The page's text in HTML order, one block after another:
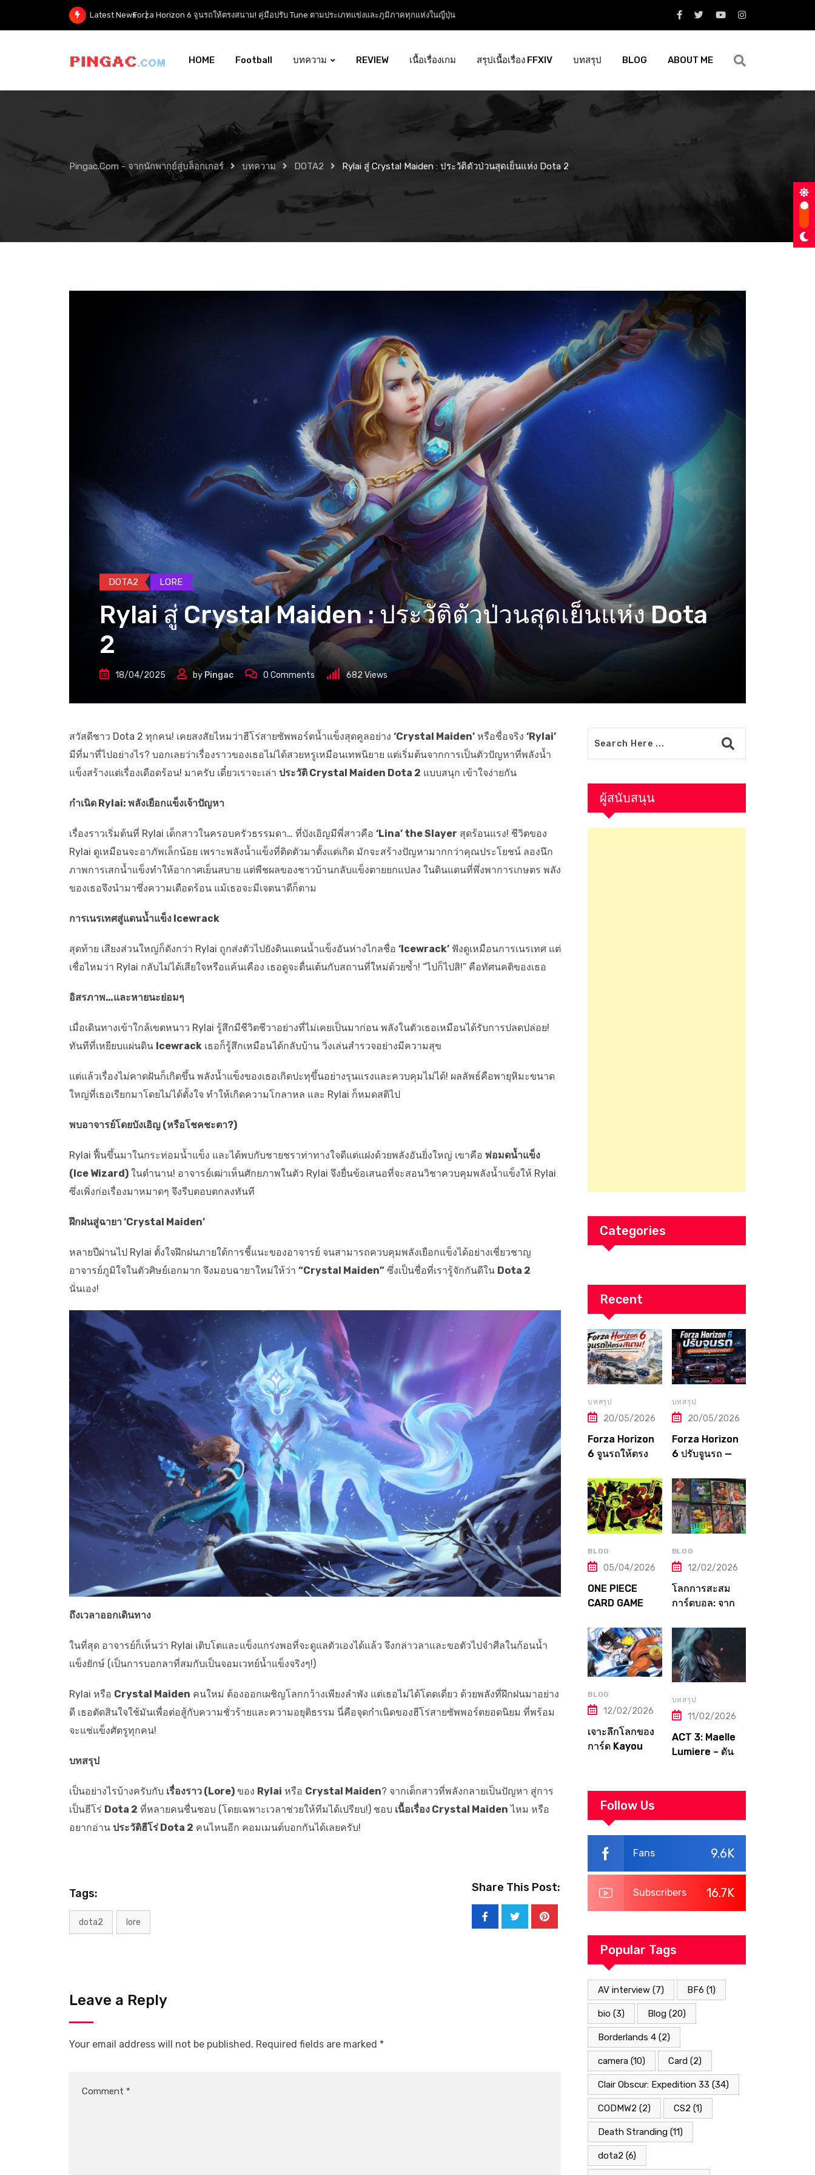
Latest News Forza Horizon 6 ปรับจูนรถ — คู่มือฉบับสมบูรณ์จากปิง! Tuning Guide ตั้งแต่เริ่มจนถึงเมต้าระดับโปร
HOME Football บทความ REVIEW เนื้อเรื่องเกม สรุปเนื้อเรื่อง FFXIV บทสรุป BLOG ABOUT ME
Pingac.com - จากนักพากย์สู่บล็อกเกอร์ บทความ DOTA2 Rylai สู่ Crystal Maiden : ประวัติตัวป่วนสุดเย็นแห่ง Dota 2
DOTA2 LORE
Rylai สู่ Crystal Maiden : ประวัติตัวป่วนสุดเย็นแห่ง Dota
2
18/04/2025 byPingac 0 Comments 682 Views
สวัสดีชาว Dota 2 ทุกคน! เคยสงสัยไหมว่าฮีโร่สายซัพพอร์ตน้ำแข็งสุดคูลอย่าง ‘Crystal Maiden’ หรือชื่อจริง ‘Rylai’
มีที่มาที่ไปอย่างไร? บอกเลยว่าเรื่องราวของเธอไม่ได้สวยหรูเหมือนเทพนิยาย แต่เริ่มต้นจากการเป็นตัวปัญหาที่พลังน้ำ
แข็งสร้างแต่เรื่องเดือดร้อน! มาครับ เดี๋ยวเราจะเล่า ประวัติ Crystal Maiden Dota 2 แบบสนุก เข้าใจง่ายกัน
กำเนิด Rylai: พลังเยือกแข็งเจ้าปัญหา
เรื่องราวเริ่มต้นที่ Rylai เด็กสาวในครอบครัวธรรมดา… ที่บังเอิญมีพี่สาวคือ ‘Lina’ the Slayer สุดร้อนแรง! ชีวิตของ
Rylai ดูเหมือนจะอาภัพเล็กน้อย เพราะพลังน้ำแข็งที่ติดตัวมาตั้งแต่เกิด มักจะสร้างปัญหามากกว่าคุณประโยชน์ ลองนึก
ภาพการเสกน้ำแข็งทำให้อากาศเย็นสบาย แต่พืชผลของชาวบ้านกลับแข็งตายยกแปลง ในดินแดนที่พึ่งพาการเกษตร พลัง
ของเธอจึงนำมาซึ่งความเดือดร้อน แม้เธอจะมีเจตนาดีก็ตาม
การเนรเทศสู่แดนน้ำแข็ง Icewrack
สุดท้าย เสียงส่วนใหญ่ก็ดังกว่า Rylai ถูกส่งตัวไปยังดินแดนน้ำแข็งอันห่างไกลชื่อ ‘Icewrack’ ฟังดูเหมือนการเนรเทศ แต่
เชื่อไหมว่า Rylai กลับไม่ได้เสียใจหรือแค้นเคือง เธอดูจะตื่นเต้นกับสถานที่ใหม่ด้วยซ้ำ! “ไปก็ไปสิ!” คือทัศนคติของเธอ
อิสรภาพ…และหายนะย่อมๆ
เมื่อเดินทางเข้าใกล้เขตหนาว Rylai รู้สึกมีชีวิตชีวาอย่างที่ไม่เคยเป็นมาก่อน พลังในตัวเธอเหมือนได้รับการปลดปล่อย!
ทันทีที่เหยียบแผ่นดิน Icewrack เธอก็รู้สึกเหมือนได้กลับบ้าน วิ่งเล่นสำรวจอย่างมีความสุข
แต่แล้วเรื่องไม่คาดฝันก็เกิดขึ้น พลังน้ำแข็งของเธอเกิดปะทุขึ้นอย่างรุนแรงและควบคุมไม่ได้! ผลลัพธ์คือพายุหิมะขนาด
ใหญ่ที่เธอเรียกมาโดยไม่ได้ตั้งใจ ทำให้เกิดความโกลาหล และ Rylai ก็หมดสติไป
พบอาจารย์โดยบังเอิญ (หรือโชคชะตา?)
Rylai ฟื้นขึ้นมาในกระท่อมน้ำแข็ง และได้พบกับชายชราท่าทางใจดีแต่แฝงด้วยพลังอันยิ่งใหญ่ เขาคือ พ่อมดน้ำแข็ง
(Ice Wizard) ในตำนาน! อาจารย์เฒ่าเห็นศักยภาพในตัว Rylai จึงยื่นข้อเสนอที่จะสอนวิชาควบคุมพลังน้ำแข็งให้ Rylai
ซึ่งเพิ่งก่อเรื่องมาหมาดๆ จึงรีบตอบตกลงทันที
ฝึกฝนสู่ฉายา ‘Crystal Maiden’
หลายปีผ่านไป Rylai ตั้งใจฝึกฝนภายใต้การชี้แนะของอาจารย์ จนสามารถควบคุมพลังเยือกแข็งได้อย่างเชี่ยวชาญ
อาจารย์ภูมิใจในตัวศิษย์เอกมาก จึงมอบฉายาใหม่ให้ว่า “Crystal Maiden” ซึ่งเป็นชื่อที่เรารู้จักกันดีใน Dota 2
นั่นเอง!
ถึงเวลาออกเดินทาง
ในที่สุด อาจารย์ก็เห็นว่า Rylai เติบโตและแข็งแกร่งพอที่จะดูแลตัวเองได้แล้ว จึงกล่าวลาและขอตัวไปจำศีลในก้อนน้ำ
แข็งยักษ์ (เป็นการบอกลาที่สมกับเป็นจอมเวทย์น้ำแข็งจริงๆ!)
Rylai หรือ Crystal Maiden คนใหม่ ต้องออกเผชิญโลกกว้างเพียงลำพัง แต่เธอไม่ได้โดดเดี่ยว ด้วยพลังที่ฝึกฝนมาอย่าง
ดี เธอตัดสินใจใช้มันเพื่อต่อสู้กับความชั่วร้ายและความอยุติธรรม นี่คือจุดกำเนิดของฮีโร่สายซัพพอร์ตยอดนิยม ที่พร้อม
จะแช่แข็งศัตรูทุกคน!
บทสรุป
เป็นอย่างไรบ้างครับกับ เรื่องราว (Lore) ของ Rylai หรือ Crystal Maiden? จากเด็กสาวที่พลังกลายเป็นปัญหา สู่การ
เป็นฮีโร่ Dota 2 ที่หลายคนชื่นชอบ (โดยเฉพาะเวลาช่วยให้ทีมได้เปรียบ!) ชอบ เนื้อเรื่อง Crystal Maiden ไหม หรือ
อยากอ่าน ประวัติฮีโร่ Dota 2 คนไหนอีก คอมเมนต์บอกกันได้เลยครับ!
Tags:
dota2 lore
Share This Post:
Leave a Reply
Your email address will not be published. Required fields are marked *
ผู้สนับสนุน
Categories
Recent
บทสรุป
20/05/2026
Forza Horizon
6 จูนรถให้ตรง
Tune ตาม
ประเภทแข่งและ
ภูมิภาคทุกแห่งใน
ญี่ปุ่น
บทสรุป
20/05/2026
Forza Horizon
6 ปรับจูนรถ —
จากปิง! Tuning
Guide ตั้งแต่เริ่ม
จนถึงเมต้าระดับ
โปร
BLOG
05/04/2026
ONE PIECE
CARD GAME
จากมือใหม่สู่
ราชาโจรสลัด
แห่งวงการการ์ด
BLOG
12/02/2026
โลกการสะสม
การ์ดบอล: จาก
Topps — คู่มือ
ฉบับเต็มที่เกมเม
อร์ต้องอ่าน!
BLOG
12/02/2026
เจาะลึกโลกของ
การ์ด Kayou
บทสรุป
11/02/2026
ACT 3: Maelle
Lumiere – ดัน
Follow Us
9.6K
Fans
16.7K
Subscribers
Popular Tags
AV interview (7) BF6 (1)
bio (3) Blog (20)
Borderlands 4 (2)
camera (10) Card (2)
Clair Obscur: Expedition 33 (34)
CODMW2 (2) CS2 (1)
Death Stranding (11)
dota2 (6)